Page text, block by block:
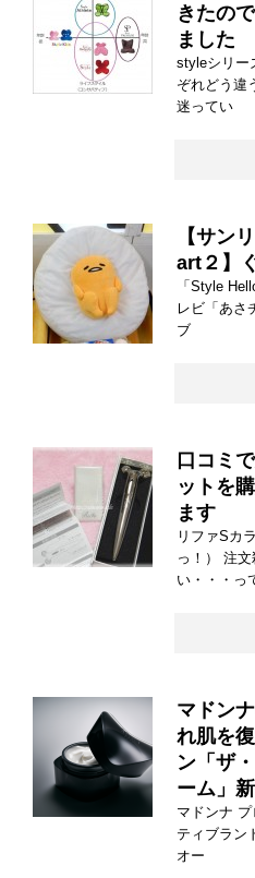
きたの
ました
styleシリー
ぞれどう違
迷ってい
【サン
art２】
「Style
レビ「あさ
ブ
口コミ
ットを
ます
リファSカ
っ！） 注
い・・・っ
マドン
れ肌を
ン「ザ
ーム」
マドンナ
ティブラン
オー